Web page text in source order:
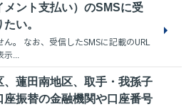
メント支払い）のSMSに受
い。
。 なお、受信したSMSに記載のURL
示...
、蓮田南地区、取手・我孫子
座振替の金融機関や口座番号